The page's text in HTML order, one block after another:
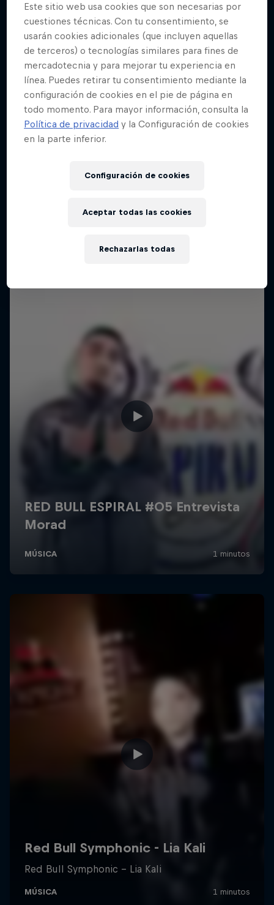
Este sitio web usa cookies que son necesarias por
cuestiones técnicas. Con tu consentimiento, se
usarán cookies adicionales (que incluyen aquellas
de terceros) o tecnologías similares para fines de
mercadotecnia y para mejorar tu experiencia en
línea. Puedes retirar tu consentimiento mediante la
configuración de cookies en el pie de página en
todo momento. Para mayor información, consulta la
Política de privacidad y la Configuración de cookies
en la parte inferior.
Configuración de cookies
Rechazarlas todas
Aceptar todas las cookies